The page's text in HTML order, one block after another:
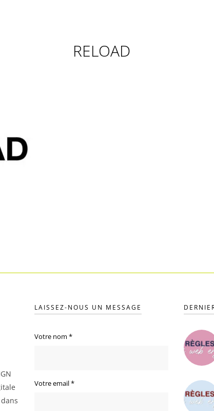
RELOAD
LAISSEZ-NOUS UN MESSAGE
Votre nom *
Votre email*